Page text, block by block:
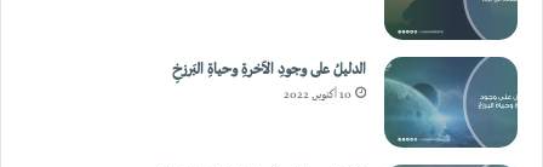
الدليلُ على وجودِ الآخرةِ وحياةِ البَرزخِ
10 أكتوبر, 2022